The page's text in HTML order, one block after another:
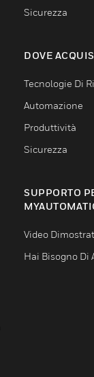
Sicurezza
DOVE
Tecnologie Di
Automazione
Produttività
Sicurezza
SUPPORTO
Video
Hai Bisogno Di